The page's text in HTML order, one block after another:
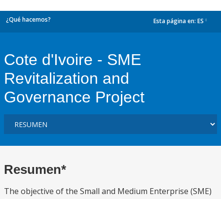
¿Qué hacemos? Esta página en: ES
Cote d'Ivoire - SME
Revitalization and
Governance Project
Resumen*
The objective of the Small and Medium Enterprise (SME)